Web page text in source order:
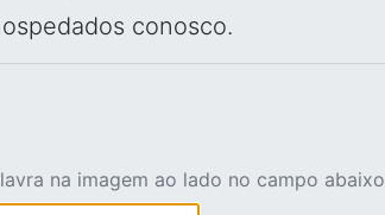
conosco.
na imagem ao lado no campo abaixo